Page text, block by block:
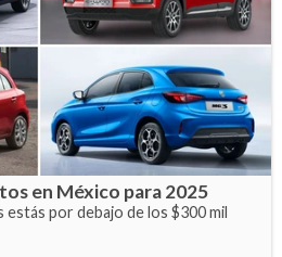
en México para 2025
por debajo de los $300 mil